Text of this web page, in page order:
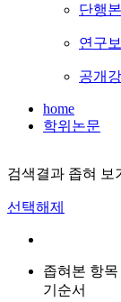
단행본
연구
공개
home
학위논문
검색결과 좁혀 보
선택해제
좁혀본 항목
기순서